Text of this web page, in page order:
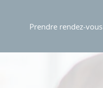
Prendre rendez-vous